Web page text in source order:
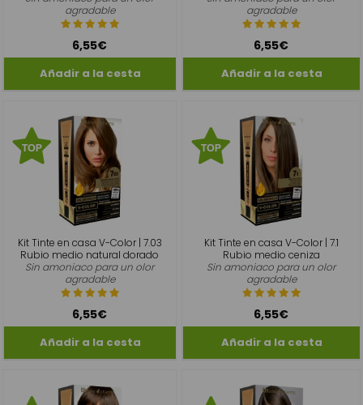
agradable
6,55€
agradable
6,55€
Kit Tinte en casa V-Color | 7.03
Rubio medio natural dorado
Sin amoniaco para un olor
agradable
6,55€
Kit Tinte en casa V-Color | 7.1
Rubio medio ceniza
Sin amoniaco para un olor
agradable
6,55€